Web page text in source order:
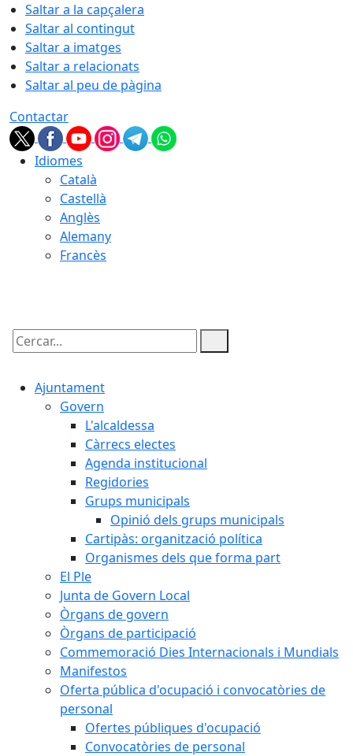
Saltar a la capçalera
Saltar al contingut
Saltar a imatges
Saltar a relacionats
Saltar al peu de pàgina
Contactar
Idiomes
Català
Castellà
Anglès
Alemany
Francès
Cercar:
Ajuntament
Govern
L'alcaldessa
Càrrecs electes
Agenda institucional
Regidories
Grups municipals
Opinió dels grups municipals
Cartipàs: organització política
Organismes dels que forma part
El Ple
Junta de Govern Local
Òrgans de govern
Òrgans de participació
Commemoració Dies Internacionals i Mundials
Manifestos
Oferta pública d'ocupació i convocatòries de
personal
Ofertes públiques d'ocupació
Convocatòries de personal